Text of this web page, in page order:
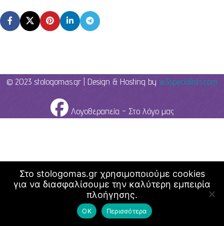
© 2023 stologomas.gr | Design & Hosting by w3specialists.com
Λογοθεραπεία - Στο λόγο μας
Στο stologomas.gr χρησιμοποιούμε cookies
για να διασφαλίσουμε την καλύτερη εμπειρία
πλοήγησης.
ΟΚ Περισσότερα